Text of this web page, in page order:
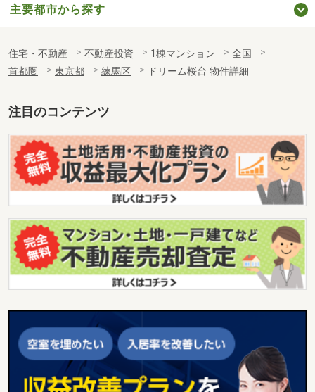
主要都市から探す
住宅・不動産 不動産投資 1棟マンション
全国
首都圏
東京都 練馬区 ドリーム桜台 物件詳細
注目のコンテンツ